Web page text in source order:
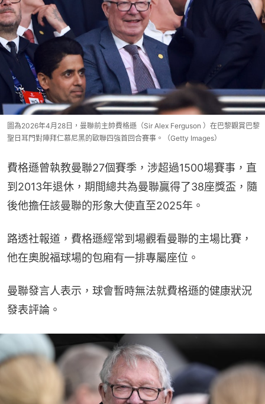
圖為2026年4月28日，曼聯前主帥費格遜（Sir Alex Ferguson ）在巴黎觀賞巴黎
聖日耳門對陣拜仁慕尼黑的歐聯四強首回合賽事。（Getty Images）
費格遜曾執教曼聯27個賽季，涉超過1500場賽事，直
到2013年退休，期間總共為曼聯贏得了38座獎盃，隨
後他擔任該曼聯的形象大使直至2025年。
路透社報道，費格遜經常到場觀看曼聯的主場比賽，
他在奧脫福球場的包廂有一排專屬座位。
曼聯發言人表示，球會暫時無法就費格遜的健康狀況
發表評論。